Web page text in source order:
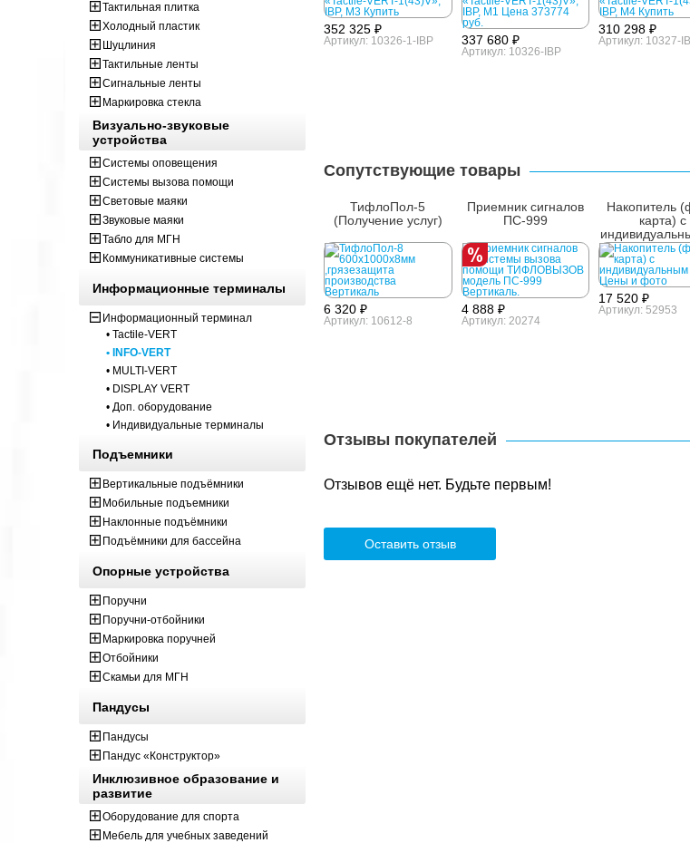
352 325 ₽
Артикул: 10326-1-IBP 337 680 ₽
Артикул: 10326-IBP
310 298 ₽
Артикул: 10327-
Сопутствующие товары
ТифлоПол-5
(Получение услуг)
6 320 ₽
Артикул: 10612-8
Приемник сигналов
ПС-999
4 888 ₽
Артикул: 20274
Накопитель
карта) с
17 520 ₽
Артикул: 52953
Отзывы покупателей
Отзывов ещё нет. Будьте первым!
Оставить отзыв
Тактильная плитка
Холодный пластик
Шуцлиния
Тактильные ленты
Сигнальные ленты
Маркировка стекла
Визуально-звуковые
устройства
Системы оповещения
Системы вызова помощи
Световые маяки
Звуковые маяки
Табло для МГН
Коммуникативные системы
Информационные терминалы
Информационный терминал
• Tactile-VERT
• INFO-VERT
• MULTI-VERT
• DISPLAY VERT
• Доп. оборудование
• Индивидуальные терминалы
Подъемники
Вертикальные подъёмники
Мобильные подъемники
Наклонные подъёмники
Подъёмники для бассейна
Опорные устройства
Поручни
Поручни-отбойники
Маркировка поручней
Отбойники
Скамьи для МГН
Пандусы
Пандусы
Пандус «Конструктор»
Инклюзивное образование и
развитие
Оборудование для спорта
Мебель для учебных заведений